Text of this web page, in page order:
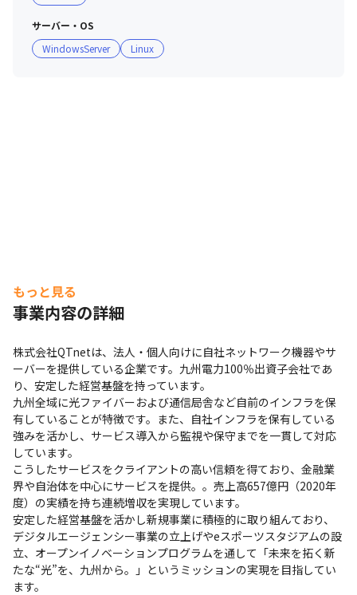
サーバー・OS
WindowsServer
Linux
もっと見る
事業内容の詳細
株式会社QTnetは、法人・個人向けに自社ネットワーク機器やサ
ーバーを提供している企業です。九州電力100％出資子会社であ
り、安定した経営基盤を持っています。
九州全域に光ファイバーおよび通信局舎など自前のインフラを保
有していることが特徴です。また、自社インフラを保有している
強みを活かし、サービス導入から監視や保守までを一貫して対応
しています。
こうしたサービスをクライアントの高い信頼を得ており、金融業
界や自治体を中心にサービスを提供。。売上高657億円（2020年
度）の実績を持ち連続増収を実現しています。
安定した経営基盤を活かし新規事業に積極的に取り組んており、
デジタルエージェンシー事業の立上げやeスポーツスタジアムの設
立、オープンイノベーションプログラムを通して「未来を拓く新
たな“光”を、九州から。」というミッションの実現を目指してい
ます。